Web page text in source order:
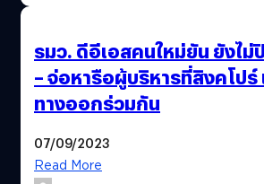
รมว. ดีอีเอสคนใหม่ยัน ยังไม่
– จ่อหารือผู้บริหารที่สิงคโปร์
ทางออกร่วมกัน
07/09/2023
Read More